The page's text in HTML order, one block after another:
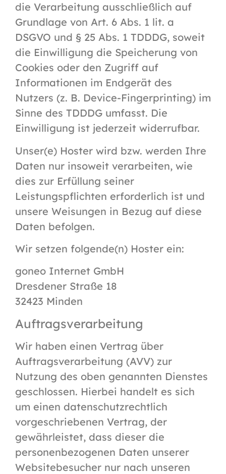
die Verarbeitung ausschließlich auf
Grundlage von Art. 6 Abs. 1 lit. a
DSGVO und § 25 Abs. 1 TDDDG, soweit
die Einwilligung die Speicherung von
Cookies oder den Zugriff auf
Informationen im Endgerät des
Nutzers (z. B. Device-Fingerprinting) im
Sinne des TDDDG umfasst. Die
Einwilligung ist jederzeit widerrufbar.
Unser(e) Hoster wird bzw. werden Ihre
Daten nur insoweit verarbeiten, wie
dies zur Erfüllung seiner
Leistungspflichten erforderlich ist und
unsere Weisungen in Bezug auf diese
Daten befolgen.
Wir setzen folgende(n) Hoster ein:
goneo Internet GmbH
Dresdener Straße 18
32423 Minden
Auftragsverarbeitung
Wir haben einen Vertrag über
Auftragsverarbeitung (AVV) zur
Nutzung des oben genannten Dienstes
geschlossen. Hierbei handelt es sich
um einen datenschutzrechtlich
vorgeschriebenen Vertrag, der
gewährleistet, dass dieser die
personenbezogenen Daten unserer
Websitebesucher nur nach unseren